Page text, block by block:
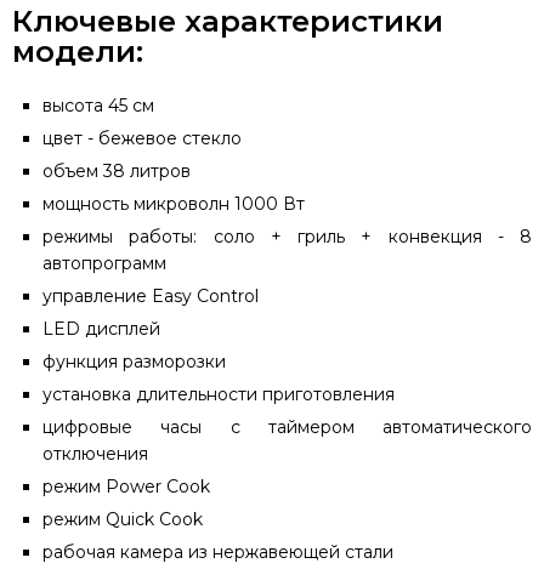
Ключевые характеристики
модели:
высота 45 см
цвет - бежевое стекло
объем 38 литров
мощность микроволн 1000 Вт
режимы работы: соло + гриль + конвекция - 8
автопрограмм
управление Easy Control
LED дисплей
функция разморозки
установка длительности приготовления
цифровые часы с таймером автоматического
отключения
режим Power Cook
режим Quick Cook
рабочая камера из нержавеющей стали